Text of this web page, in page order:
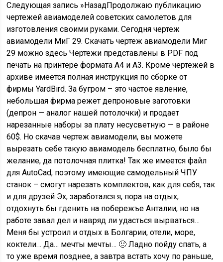
Следующая запись »НазадПродолжаю публикацию
чертежей авиамоделей советских самолетов для
изготовления своими руками. Сегодня чертеж
авиамодели МиГ 29. Скачать чертеж авиамодели Миг
29 можно здесь Чертежи представлены в PDF под
печать на принтере формата А4 и А3. Кроме чертежей в
архиве имеется полная инструкция по сборке от
фирмы YardBird. За бугром – это частое явление,
небольшая фирма режет депроновые заготовки
(депрон — аналог нашей потолочки) и продает
нарезанные наборы за плату несусветную — в районе
60$. Но скачав чертеж авиамодели, вы можете
вырезать себе такую авиамодель бесплатно, было бы
желание, да потолочная плитка! Так же имеется файл
для AutoCad, поэтому имеющие самодельный ЧПУ
станок – смогут нарезать комплектов, как для себя, так
и для друзей Эх, заработался я, пора на отдых,
отдохнуть бы гденить на побережъе Анталии, но на
работе завал дел и навряд ли удасться вырваться…
Меня бы устроил и отдых в Болгарии, отели, море,
коктели… Да… мечты мечты… 🙂 Ладно пойду спать, а
то уже время позднее, а завтра встать хочу по раньше,